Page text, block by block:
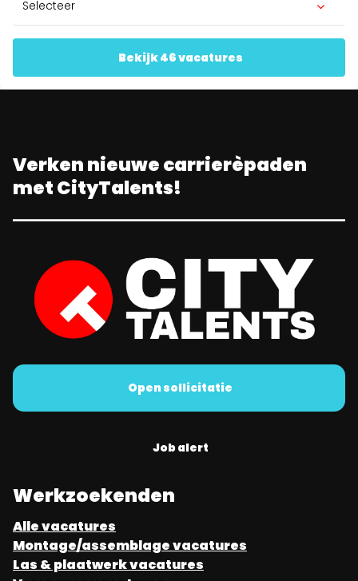
Bekijk 46 vacatures
Verken nieuwe carrierèpaden
met CityTalents!
Open sollicitatie
Job alert
Werkzoekenden
Alle vacatures
Montage/assemblage vacatures
Las & plaatwerk vacatures